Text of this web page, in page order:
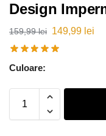
Design
159,99lei 149,99 lei
Culoare: